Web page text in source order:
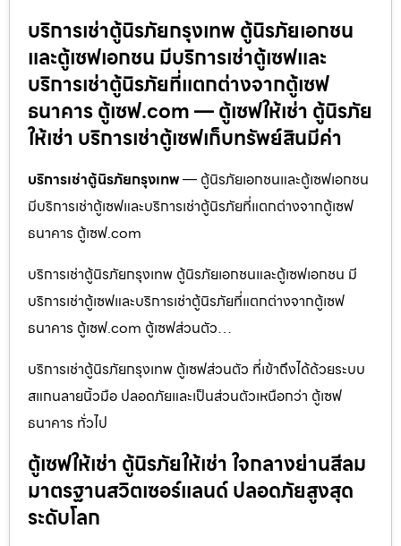
บริการเช่าตู้นิรภัยกรุงเทพ ตู้นิรภัยเอกชน
และตู้เซฟเอกชน มีบริการเช่าตู้เซฟและ
บริการเช่าตู้นิรภัยที่แตกต่างจากตู้เซฟ
ธนาคาร ตู้เซฟ.com — ตู้เซฟให้เช่า ตู้นิรภัย
ให้เช่า บริการเช่าตู้เซฟเก็บทรัพย์สินมีค่า
บริการเช่าตู้นิรภัยกรุงเทพ— ตู้นิรภัยเอกชนและตู้เซฟเอกชน
มีบริการเช่าตู้เซฟและบริการเช่าตู้นิรภัยที่แตกต่างจากตู้เซฟ
ธนาคาร ตู้เซฟ.com
บริการเช่าตู้นิรภัยกรุงเทพ ตู้นิรภัยเอกชนและตู้เซฟเอกชน มี
บริการเช่าตู้เซฟและบริการเช่าตู้นิรภัยที่แตกต่างจากตู้เซฟ
ธนาคาร ตู้เซฟ.com ตู้เซฟส่วนตัว…
บริการเช่าตู้นิรภัยกรุงเทพ ตู้เซฟส่วนตัว ที่เข้าถึงได้ด้วยระบบ
สแกนลายนิ้วมือ ปลอดภัยและเป็นส่วนตัวเหนือกว่า ตู้เซฟ
ธนาคาร ทั่วไป
ตู้เซฟให้เช่า ตู้นิรภัยให้เช่า ใจกลางย่านสีลม
มาตรฐานสวิตเซอร์แลนด์ ปลอดภัยสูงสุด
ระดับโลก